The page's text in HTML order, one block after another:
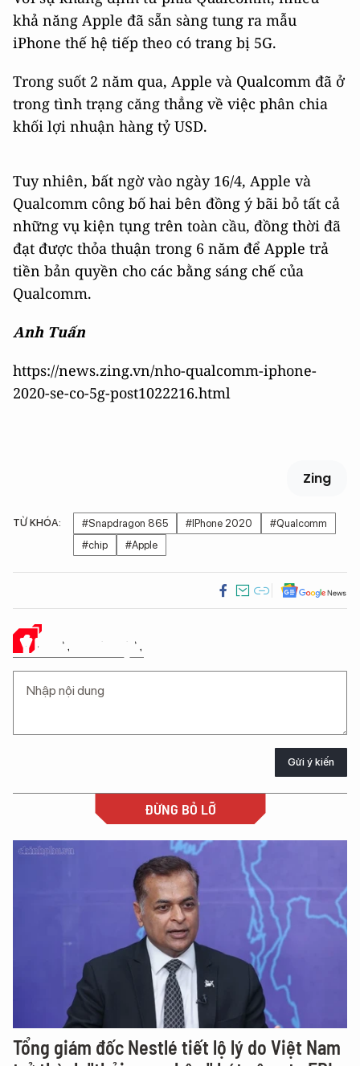
khả năng Apple đã sẵn sàng tung ra mẫu
iPhone thế hệ tiếp theo có trang bị 5G.
Trong suốt 2 năm qua, Apple và Qualcomm đã ở
trong tình trạng căng thẳng về việc phân chia
khối lợi nhuận hàng tỷ USD.
Tuy nhiên, bất ngờ vào ngày 16/4, Apple và
Qualcomm công bố hai bên đồng ý bãi bỏ tất cả
những vụ kiện tụng trên toàn cầu, đồng thời đã
đạt được thỏa thuận trong 6 năm để Apple trả
tiền bản quyền cho các bằng sáng chế của
Qualcomm.
Anh Tuấn
https://news.zing.vn/nho-qualcomm-iphone-
2020-se-co-5g-post1022216.html
Zing
TỪ KHÓA: #Snapdragon 865 #IPhone 2020
#Qualcomm
#chip
#Apple
Ý KIẾN CỦA BẠN
Gửi ý kiến
ĐỪNG BỎ LỠ
Tổng giám đốc Nestlé tiết lộ lý do Việt Nam